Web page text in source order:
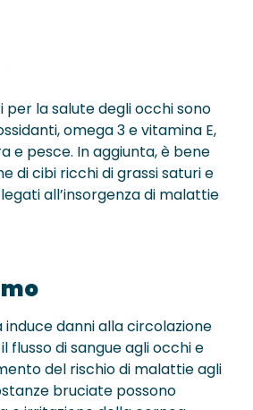
per la salute degli occhi sono
omega 3 e vitamina E,
e pesce. In aggiunta, è bene
di cibi ricchi di grassi saturi e
all’insorgenza di malattie
danni alla circolazione
flusso di sangue agli occhi e
del rischio di malattie agli
bruciate possono